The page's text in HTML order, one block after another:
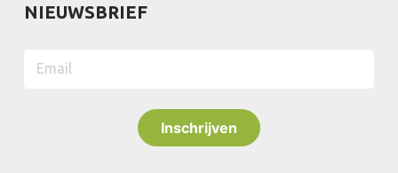
NIEUWSBRIEF
Inschrijven